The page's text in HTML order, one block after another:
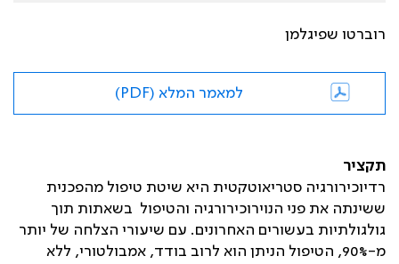
רוברטו שפיגלמן
למאמר המלא (PDF)
תקציר
רדיוכירורגיה סטריאוטקטית היא שיטת טיפול מהפכנית
ששינתה את פני הנוירוכירורגיה והטיפול בשאתות תוך
גולגולתיות בעשורים האחרונים. עם שיעורי הצלחה של יותר
מ-90%, הטיפול הניתן הוא לרוב בודד, אמבולטורי, ללא